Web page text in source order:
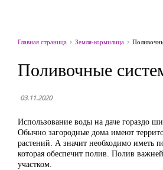
Главная страница Земля-кормилица
Поливочные
03.11.2020
Использование воды на даче гораздо
Обычно загородные дома имеют
растений. А значит необходимо иметь
которая обеспечит полив. Полив
участком.